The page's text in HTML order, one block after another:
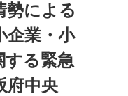
勢による
企業・小
する緊急
府中央